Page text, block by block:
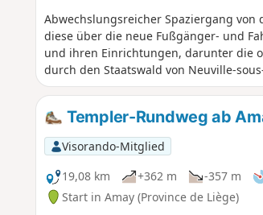
Abwechslungsreicher Spaziergang von
diese über die neue Fußgänger- und
und ihren Einrichtungen, darunter die
durch den Staatswald von Neuville-
Templer-Rundweg ab
Visorando-Mitglied
19,08 km
+362 m -357 m
Start in Amay (Province de Liège)